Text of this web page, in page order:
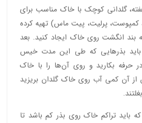
گلدانی کوچک با خاک مناسب برای
کمپوست، پرلیت، پیت ماس) تهیه کرده
بند انگشت روی خاک ایجاد کنید. بعد
باید بذرهایی که طی این مدت خیس
در حرفه بکارید و روی آن‌ها را با خاک
از آن کمی آب روی خاک گلدان بریزید
باید تراکم خاک روی بذر کم باشد تا